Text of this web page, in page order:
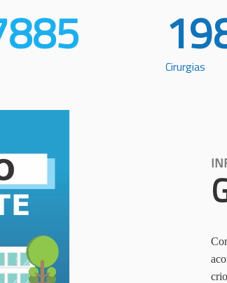
Cirurgias